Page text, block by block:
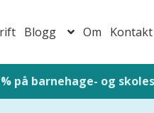
Blogg Om Kontakt
Barns utvikling